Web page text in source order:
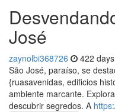
José
zaynolbi368726 422
São José, paraíso, se
{ruasavenidas, edificios
ambiente marcante.
descubrir segredos. A